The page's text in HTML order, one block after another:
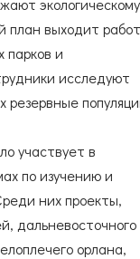
план выходит
парков и
исследуют
резервные
участвует в
по изучению и
них проекты,
дальневосточного
орлана,